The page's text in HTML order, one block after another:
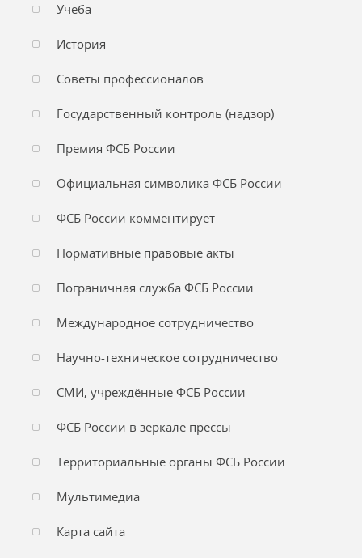
Учеба
История
Советы профессионалов
Государственный контроль (надзор)
Премия ФСБ России
Официальная символика ФСБ России
ФСБ России комментирует
Нормативные правовые акты
Пограничная служба ФСБ России
Международное сотрудничество
Научно-техническое сотрудничество
СМИ, учреждённые ФСБ России
ФСБ России в зеркале прессы
Территориальные органы ФСБ России
Мультимедиа
Карта сайта